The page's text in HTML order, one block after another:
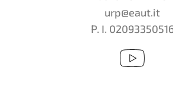
urp@eaut.it
P. I.